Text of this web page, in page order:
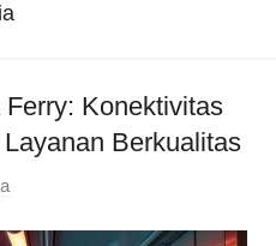
Konektivitas
Berkualitas